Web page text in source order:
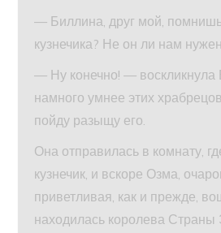
— Биллина, друг мой, помнишь
кузнечика? Не он ли нам
— Ну конечно! —
намного умнее этих
пойду разыщу его.
Она отправилась в комнату,
кузнечик, и вскоре Озма,
приветливая, как и прежде,
находилась королева